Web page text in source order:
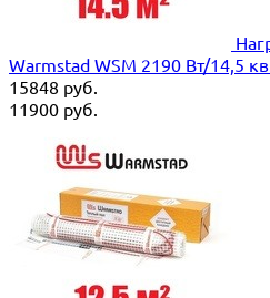
Warmstad WSM 2190 Вт/14,5
15848 руб.
11900 руб.